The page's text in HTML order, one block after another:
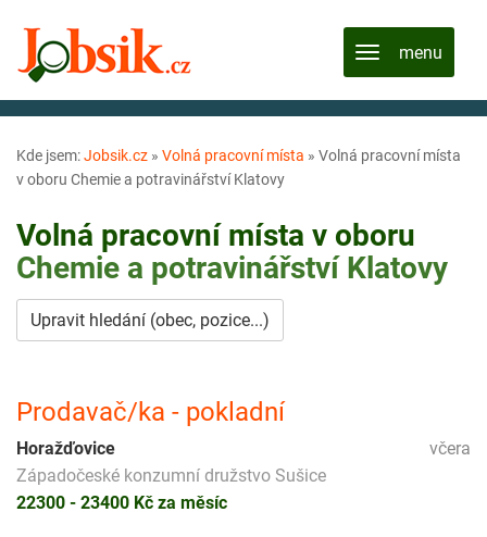
Kde jsem:Jobsik.cz » Volná pracovní místa » Volná pracovní místa
v oboru Chemie a potravinářství Klatovy
Volná pracovní místa v oboru
Chemie a potravinářství Klatovy
Upravit hledání (obec, pozice...)
Prodavač/ka - pokladní
včera
Horažďovice
Západočeské konzumní družstvo Sušice
22300 - 23400 Kč za měsíc